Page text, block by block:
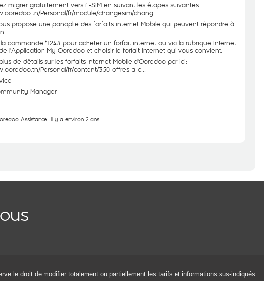
migrer gratuitement vers E-SIM en suivant les étapes suivantes:
Personal/fr/module/changesim/chang...
propose une panoplie des forfaits internet Mobile qui peuvent répondre à
commande *124# pour acheter un forfait internet ou via la rubrique Internet
l'Application My Ooredoo et choisir le forfait internet qui vous convient.
de détails sur les forfaits internet Mobile d'Ooredoo par ici:
Personal/fr/content/350-offres-a-c...
Manager
Assistance il y a environ 2 ans
le droit de modifier totalement ou partiellement les tarifs et informations sus-indiqués